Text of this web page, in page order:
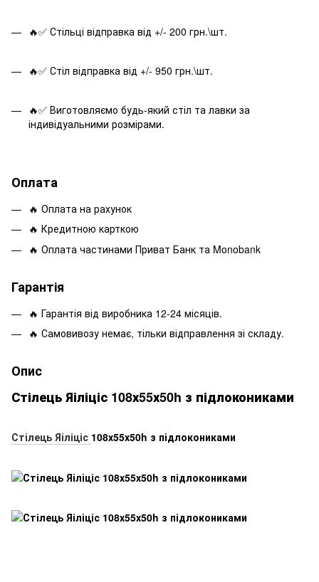
🔥✅ Стільці відправка від +/- 200 грн.\шт.
🔥✅ Стіл відправка від +/- 950 грн.\шт.
🔥✅ Виготовляємо будь-який стіл та лавки за
індивідуальними розмірами.
Оплата
🔥 Оплата на рахунок
🔥 Кредитною карткою
🔥 Оплата частинами Приват Банк та Monobank
Гарантія
🔥 Гарантія від виробника 12-24 місяців.
🔥 Самовивозу немає, тільки відправлення зі складу.
Опис
Стілець Яіліціс 108х55х50h з підлокониками
Стілець Яіліціс 108х55х50h з підлокониками